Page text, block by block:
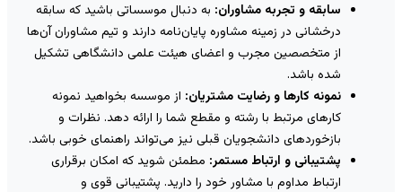
سابقه و تجربه مشاوران:به دنبال موسساتی باشید که سابقه
درخشانی در زمینه مشاوره پایان‌نامه دارند و تیم مشاوران آن‌ها
از متخصصین مجرب و اعضای هیئت علمی دانشگاهی تشکیل
شده باشد.
نمونه کارها و رضایت مشتریان:از موسسه بخواهید نمونه
کارهای مرتبط با رشته و مقطع شما را ارائه دهد. نظرات و
بازخوردهای دانشجویان قبلی نیز می‌تواند راهنمای خوبی باشد.
پشتیبانی و ارتباط مستمر:مطمئن شوید که امکان برقراری
ارتباط مداوم با مشاور خود را دارید. پشتیبانی قوی و